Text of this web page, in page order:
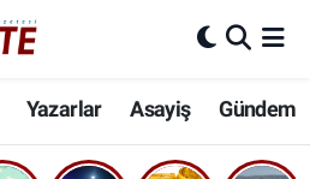
Yazarlar Asayiş Gündem